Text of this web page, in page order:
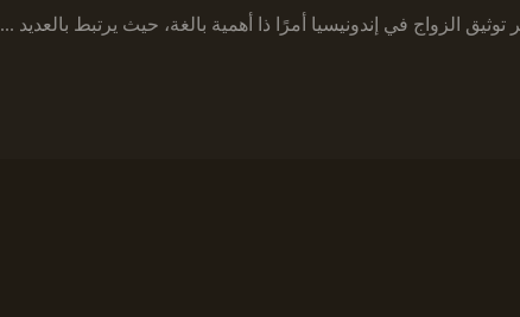
الزواج في إندونيسيا أمرًا ذا أهمية بالغة، حيث يرتبط بالعديد ...